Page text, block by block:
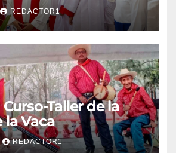
REDACTOR1
Taller de la
la Vaca
REDACTOR1